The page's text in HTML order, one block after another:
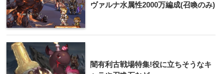
ヴァルナ水属性2000万編成(召喚のみ)
闇有利古戦場特集!役に立ちそうなキ